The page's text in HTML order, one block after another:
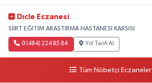
Dıcle Eczanesi
SİİRT EĞİTİM ARAŞTIRMA HASTANESİ KARŞISI
0 (484) 224 85 84 Yol Tarifi Al
Tüm Nöbetçi Eczaneler